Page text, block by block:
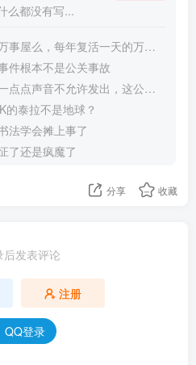
么都没有写...
屋么，每年复活一天的万事屋
件根本不是公关事故
允许发出，这公司做大了就是我国乃至全世界的灾难
的泰拉不是地球？
法学会摊上事了
了还是疯魔了
分享 收藏
后发表评论
注册
QQ登录